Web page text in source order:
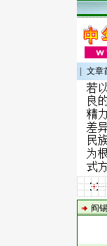
文章
阎